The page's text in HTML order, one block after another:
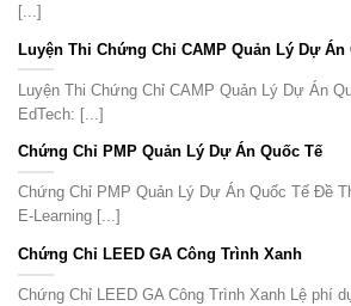
[...]
Luyện Thi Chứng Chỉ CAMP Quản Lý Dự Án
Luyện Thi Chứng Chỉ CAMP Quản Lý Dự Án
EdTech: [...]
Chứng Chỉ PMP Quản Lý Dự Án Quốc Tế
Chứng Chỉ PMP Quản Lý Dự Án Quốc Tế Đề
E-Learning [...]
Chứng Chỉ LEED GA Công Trình Xanh
Chứng Chỉ LEED GA Công Trình Xanh Lệ phí